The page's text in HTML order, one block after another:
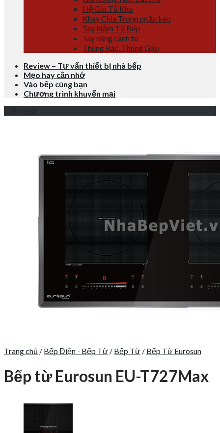
Hệ Giá Tủ Kho
Khay Chia Trong ngăn kéo
Tay Nắm Tủ Bếp
Tay nâng cánh tủ
Thùng Rác, Thùng Gạo
Review – Tư vấn thiết bị nhà bếp
Mẹo hay cần nhớ
Vào bếp cùng bạn
Chương trình khuyến mại
Trang chủ / Bếp Điện - Bếp Từ / Bếp Từ / Bếp Từ Eurosun
Bếp từ Eurosun EU-T727Max